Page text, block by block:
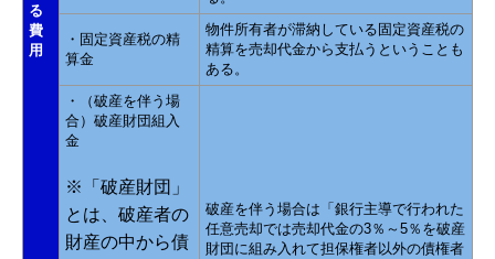
る
費
用
・固定資産税の精
算金
物件所有者が滞納している固定資産税の
精算を売却代金から支払うということも
ある。
・（破産を伴う場
合）破産財団組入
金
※「破産財団」
とは、破産者の
財産の中から債
破産を伴う場合は「銀行主導で行われた
任意売却では売却代金の3％～5％を破産
財団に組み入れて担保権者以外の債権者